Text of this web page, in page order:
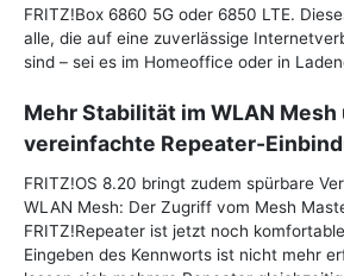
FRITZ!Box 6860 5G oder 6850 LTE.
alle, die auf eine zuverlässige
sind – sei es im Homeoffice oder in
Mehr Stabilität im WLAN Mesh
vereinfachte Repeater-
FRITZ!OS 8.20 bringt zudem spürbare
WLAN Mesh: Der Zugriff vom Mesh
FRITZ!Repeater ist jetzt noch
Eingeben des Kennworts ist nicht mehr